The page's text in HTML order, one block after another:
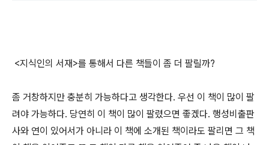
<지식인의 서재>를 통해서 다른 책들이 좀 더 팔릴까?
좀 거창하지만 충분히 가능하다고 생각한다. 우선 이 책이 많이 팔
려야 가능하다. 당연히 이 책이 많이 팔렸으면 좋겠다. 행성비출판
사와 연이 있어서가 아니라 이 책에 소개된 책이라도 팔리면 그 책